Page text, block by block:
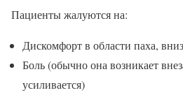
Пациенты жалуются на:
Дискомфорт в области паха,
Боль (обычно она возникает
усиливается)